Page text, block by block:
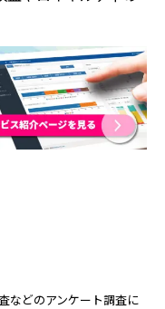
などのアンケート調査に